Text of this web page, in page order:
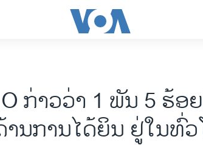
ກ່າວວ່າ 1 ພັນ 5 ຮ້ອ
ນການໄດ້ຍິນ ຢູ່ໃນທົ່